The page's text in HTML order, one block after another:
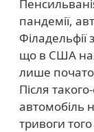
пандемії,
Філадельфії
що в США
лише
Після
автомобіль
тривоги